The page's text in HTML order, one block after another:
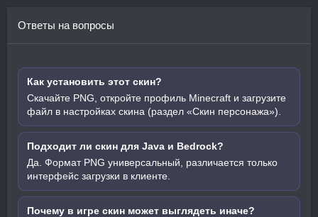
Ответы на вопросы
Как установить этот скин?
Скачайте PNG, откройте профиль Minecraft и загрузите
файл в настройках скина (раздел «Скин персонажа»).
Подходит ли скин для Java и Bedrock?
Да. Формат PNG универсальный, различается только
интерфейс загрузки в клиенте.
Почему в игре скин может выглядеть иначе?